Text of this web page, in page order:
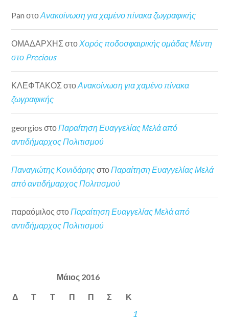
Pan στοΑνακοίνωση για χαμένο πίνακα ζωγραφικής
ΟΜΑΔΑΡΧΗΣ στοΧορός ποδοσφαιρικής ομάδας Μέντη
στο Precious
ΚΛΕΦΤΑΚΟΣ στοΑνακοίνωση για χαμένο πίνακα
ζωγραφικής
georgios στο Παραίτηση Ευαγγελίας Μελά από
αντιδήμαρχος Πολιτισμού
Παναγιώτης ΚονιδάρηςστοΠαραίτηση Ευαγγελίας Μελά
από αντιδήμαρχος Πολιτισμού
παραόμιλος στοΠαραίτηση Ευαγγελίας Μελά από
αντιδήμαρχος Πολιτισμού
Μάιος 2016
Δ Τ Τ Π Π Σ Κ
1